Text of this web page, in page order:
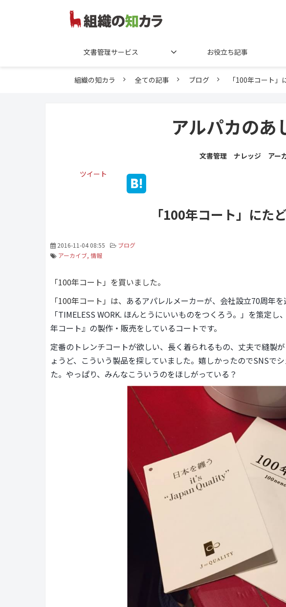
文書管理サービス お役立ち記事
組織の知カラ 全ての記事 ブログ 「100年コート
アルパカのあ
文書管理 ナレッジ アー
ツイート
「100年コート」にた
2016-11-04 08:55
ブログ
アーカイブ 情報
「100年コート」を買いました。
「100年コート」は、 あるアパレルメーカーが、会社設立70周年
「TIMELESS WORK. ほんとうにいいものをつくろう。」を策定
年コート』の製作・販売をしているコートです。
定番のトレンチコートが欲しい、長く着られるもの、丈夫で縫製
ょうど、こういう製品を探していました。嬉しかったのでSNSで
た。やっぱり、みんなこういうのをほしがっている？